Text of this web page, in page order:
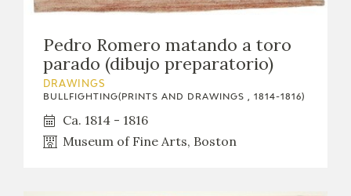
Pedro Romero matando a toro
parado (dibujo preparatorio)
DRAWINGS
BULLFIGHTING(PRINTS AND DRAWINGS , 1814-1816)
Ca. 1814 - 1816
Museum of Fine Arts, Boston